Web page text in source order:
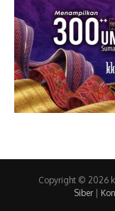
Copyright © 2026
Siber|